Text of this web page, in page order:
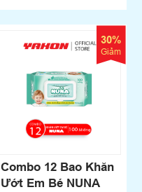
30%
Giảm
Combo 12 Bao Khăn
Ướt Em Bé NUNA